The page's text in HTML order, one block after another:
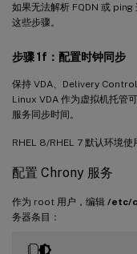
如果无法解析 FQDN 或
这些步骤。
步骤 1f：配置时钟同步
保持 VDA、Delivery
Linux VDA 作为虚拟机托管
服务同步时间。
RHEL 8/RHEL 7 默认环境
配置 Chrony 服务
作为 root 用户，编辑 /etc/
务器条目：